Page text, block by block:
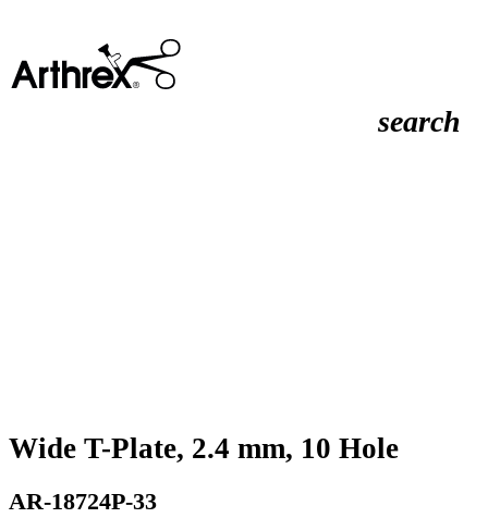
search
Wide T-Plate, 2.4 mm, 10 Hole
AR-18724P-33